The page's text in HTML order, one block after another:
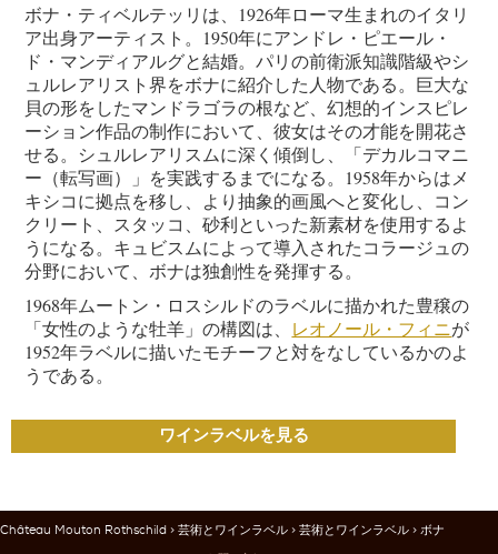
ボナ・ティベルテッリは、1926年ローマ生まれのイタリ
ア出身アーティスト。1950年にアンドレ・ピエール・
ド・マンディアルグと結婚。パリの前衛派知識階級やシ
ュルレアリスト界をボナに紹介した人物である。巨大な
貝の形をしたマンドラゴラの根など、幻想的インスピレ
ーション作品の制作において、彼女はその才能を開花さ
せる。シュルレアリスムに深く傾倒し、「デカルコマニ
ー（転写画）」を実践するまでになる。1958年からはメ
キシコに拠点を移し、より抽象的画風へと変化し、コン
クリート、スタッコ、砂利といった新素材を使用するよ
うになる。キュビスムによって導入されたコラージュの
分野において、ボナは独創性を発揮する。
1968年ムートン・ロスシルドのラベルに描かれた豊穣の
「女性のような牡羊」の構図は、 レオノール・フィニが
1952年ラベルに描いたモチーフと対をなしているかのよ
うである。
ワインラベルを見る
Château Mouton Rothschild > 芸術とワインラベル > 芸術とワインラベル > ボナ